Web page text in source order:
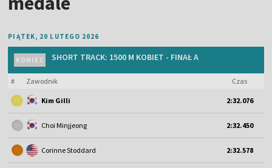
PIĄTEK, 20 LUTEGO 2026
KONIEC SHORT TRACK: 1500 M KOBIET - FINAŁ A
# Zawodnik Czas
Kim Gilli 2:32.076
Choi Minjjeong 2:32.450
Corinne Stoddard 2:32.578